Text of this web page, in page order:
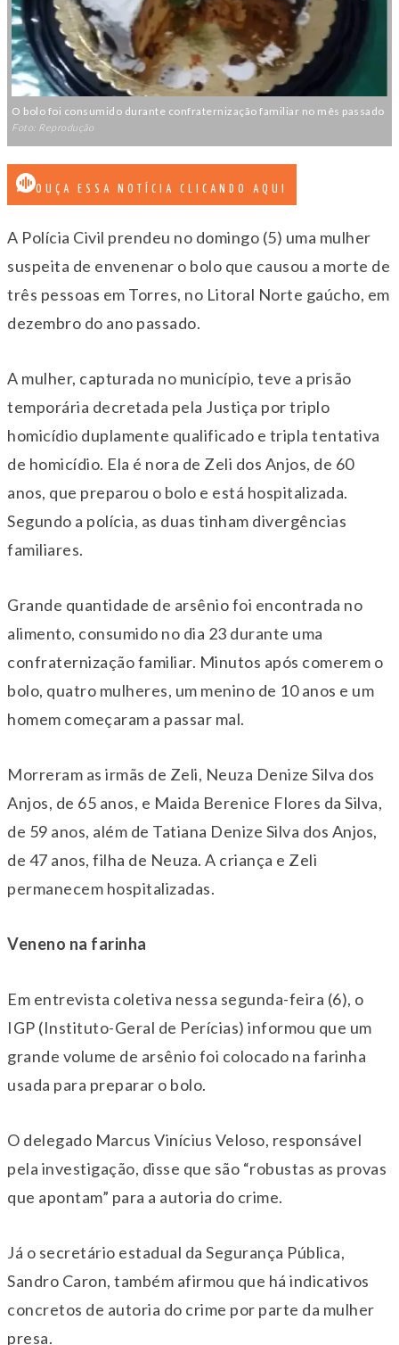
O bolo foi consumido durante confraternização familiar no mês passado
Foto: Reprodução
OUÇA ESSA NOTÍCIA CLICANDO AQUI
A Polícia Civil prendeu no domingo (5) uma mulher
suspeita de envenenar o bolo que causou a morte de
três pessoas em Torres, no Litoral Norte gaúcho, em
dezembro do ano passado.
A mulher, capturada no município, teve a prisão
temporária decretada pela Justiça por triplo
homicídio duplamente qualificado e tripla tentativa
de homicídio. Ela é nora de Zeli dos Anjos, de 60
anos, que preparou o bolo e está hospitalizada.
Segundo a polícia, as duas tinham divergências
familiares.
Grande quantidade de arsênio foi encontrada no
alimento, consumido no dia 23 durante uma
confraternização familiar. Minutos após comerem o
bolo, quatro mulheres, um menino de 10 anos e um
homem começaram a passar mal.
Morreram as irmãs de Zeli, Neuza Denize Silva dos
Anjos, de 65 anos, e Maida Berenice Flores da Silva,
de 59 anos, além de Tatiana Denize Silva dos Anjos,
de 47 anos, filha de Neuza. A criança e Zeli
permanecem hospitalizadas.
Veneno na farinha
Em entrevista coletiva nessa segunda-feira (6), o
IGP (Instituto-Geral de Perícias) informou que um
grande volume de arsênio foi colocado na farinha
usada para preparar o bolo.
O delegado Marcus Vinícius Veloso, responsável
pela investigação, disse que são “robustas as provas
que apontam” para a autoria do crime.
Já o secretário estadual da Segurança Pública,
Sandro Caron, também afirmou que há indicativos
concretos de autoria do crime por parte da mulher
presa.